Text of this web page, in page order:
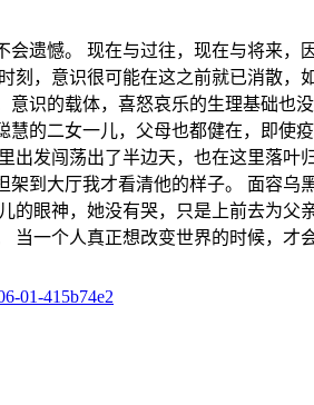
遗憾。 现在与过往，现在与将来
，意识很可能在这之前就已消散
识的载体，喜怒哀乐的生理基础也
的二女一儿，父母也都健在，即使
发闯荡出了半边天，也在这里落
到大厅我才看清他的样子。 面容
眼神，她没有哭，只是上前去为
一个人真正想改变世界的时候，才
01-415b74e2